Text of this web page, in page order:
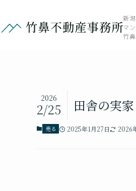
新
マ
竹
田舎の実
2026
2/25
売る 2025年1月27日 2026